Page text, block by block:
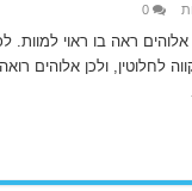
0
ראה בו ראוי למוות.